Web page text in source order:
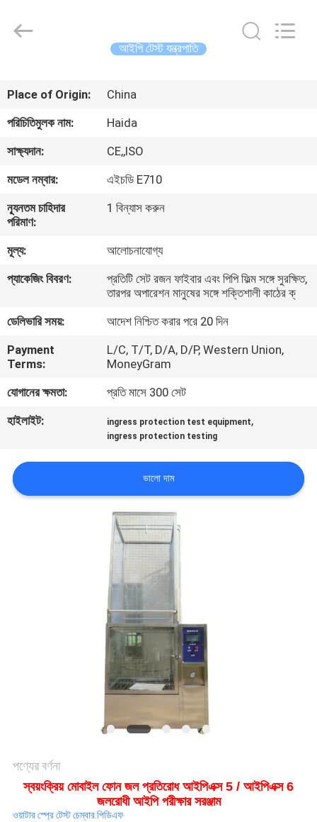
পণ্য
ভিআর
আমাদের
সম্পর্কে
কারখানা
গুণমান
আমাদের
গোপনীয়তা
নীতি
আইপি টেস্ট যন্ত্রপাতি
Place of Origin:
China
পরিচিতিমুলক নাম:
Haida
সাক্ষ্যদান:
CE,,ISO
মডেল নম্বার:
এইচডি E710
ন্যূনতম চাহিদার
পরিমাণ:
1 বিন্যাস করুন
মূল্য:
আলোচনাযোগ্য
প্যাকেজিং বিবরণ:
প্রতিটি সেট রজন ফাইবার এবং পিপি ফিল্ম সঙ্গে সুরক্ষিত,
তারপর অপারেশন মানুষের সঙ্গে শক্তিশালী কাঠের ক্
ডেলিভারি সময়:
আদেশ নিশ্চিত করার পরে 20 দিন
Payment
Terms:
L/C, T/T, D/A, D/P, Western Union,
MoneyGram
যোগানের ক্ষমতা:
প্রতি মাসে 300 সেট
হাইলাইট:
ingress protection test equipment,
ingress protection testing
ভালো দাম
পণ্যের বর্ণনা
স্বয়ংক্রিয় মোবাইল ফোন জল প্রতিরোধ আইপিএক্স 5 / আইপিএক্স 6
জলরোধী আইপি পরীক্ষার সরঞ্জাম
ওয়াটার স্প্রে টেস্ট চেম্বার.পিডিএফ